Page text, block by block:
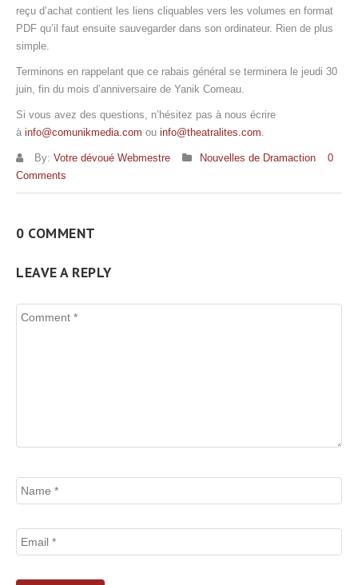
reçu d’achat contient les liens cliquables vers les volumes en format
PDF qu’il faut ensuite sauvegarder dans son ordinateur. Rien de plus
simple.
Terminons en rappelant que ce rabais général se terminera le jeudi 30
juin, fin du mois d’anniversaire de Yanik Comeau.
Si vous avez des questions, n’hésitez pas à nous écrire
à info@comunikmedia.com ou info@theatralites.com.
By: Votre dévoué Webmestre Nouvelles de Dramaction
0
Comments
0 COMMENT
LEAVE A REPLY